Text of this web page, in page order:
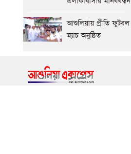
আশুলিয়ায় প্রীতি ফুটবল
ম্যাচ অনুষ্ঠিত